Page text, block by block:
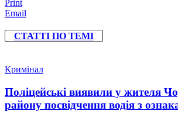
Print
Email
СТАТТІ ПО ТЕМІ
Кримінал
Поліцейські виявили у жителя
району посвідчення водія з